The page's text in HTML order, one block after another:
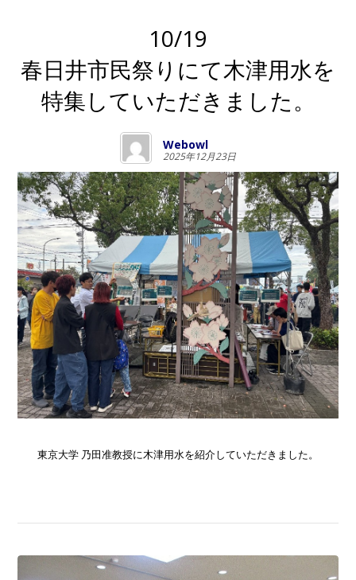
10/19
春日井市民祭りにて木津用水を
特集していただきました。
Webowl
2025年12月23日
東京大学 乃田准教授に木津用水を紹介していただきました。